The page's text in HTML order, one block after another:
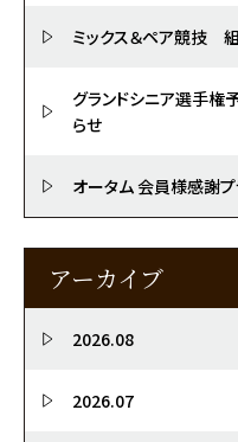
ミックス＆ペア競技
グランドシニア選手
らせ
オータム 会員様感謝
アーカイブ
2026.08
2026.07